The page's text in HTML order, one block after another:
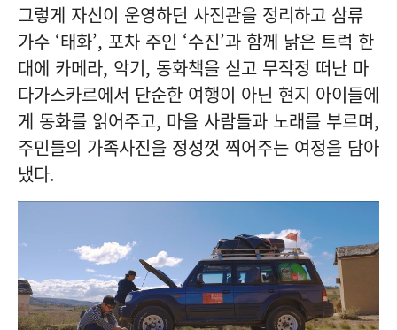
그렇게 자신이 운영하던 사진관을 정리하고 삼류
가수 ‘태화’, 포차 주인 ‘수진’과 함께 낡은 트럭 한
대에 카메라, 악기, 동화책을 싣고 무작정 떠난 마
다가스카르에서 단순한 여행이 아닌 현지 아이들에
게 동화를 읽어주고, 마을 사람들과 노래를 부르며,
주민들의 가족사진을 정성껏 찍어주는 여정을 담아
냈다.